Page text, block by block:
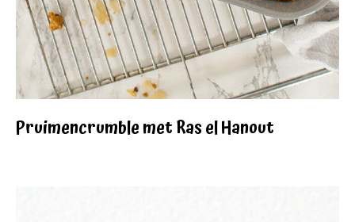
Pruimencrumble met Ras el Hanout